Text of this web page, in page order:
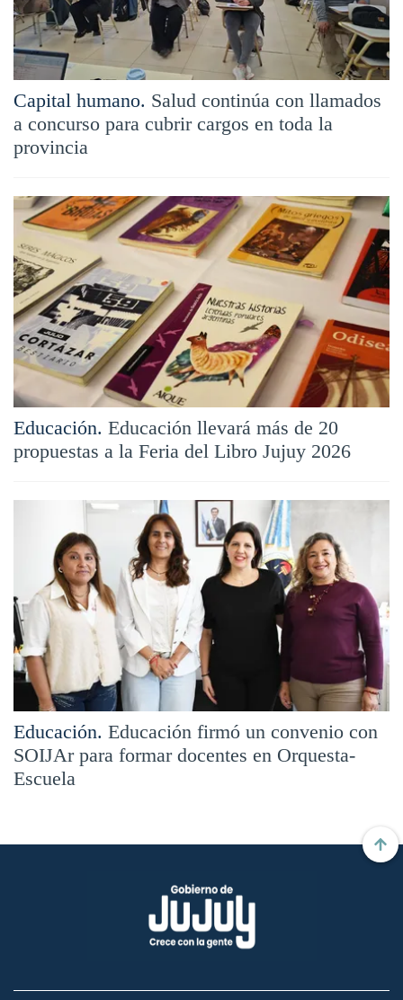
Capital humano. Salud continúa con llamados
a concurso para cubrir cargos en toda la
provincia
Educación. Educación llevará más de 20
propuestas a la Feria del Libro Jujuy 2026
Educación. Educación firmó un convenio con
SOIJAr para formar docentes en Orquesta-
Escuela